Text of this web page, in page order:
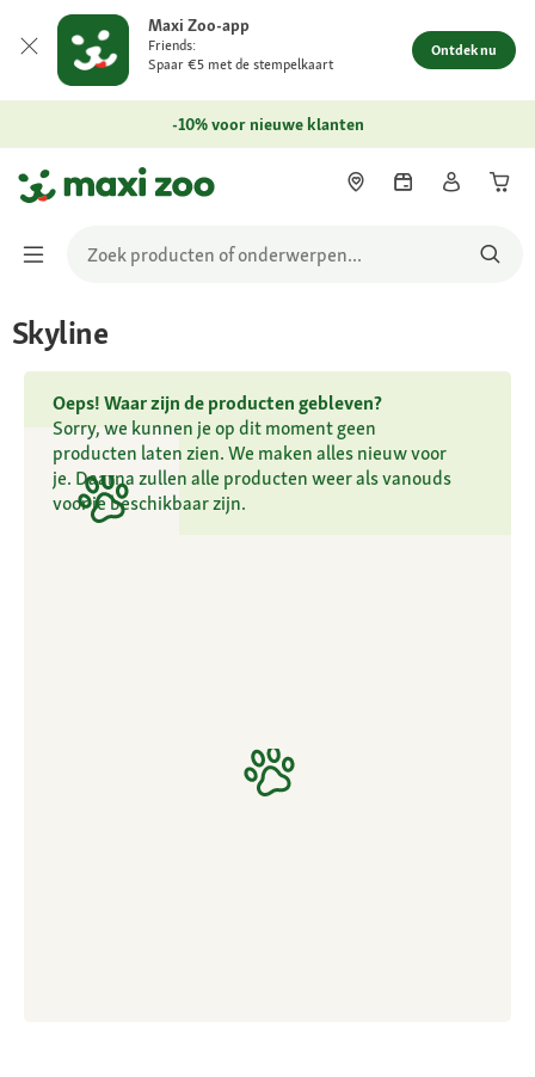
Maxi Zoo-app
Friends:
Spaar €5 met de stempelkaart
Ontdek nu
-10% voor nieuwe klanten
Skyline
Oeps! Waar zijn de producten gebleven?
Sorry, we kunnen je op dit moment geen
producten laten zien. We maken alles nieuw voor
je. Daarna zullen alle producten weer als vanouds
voor je beschikbaar zijn.